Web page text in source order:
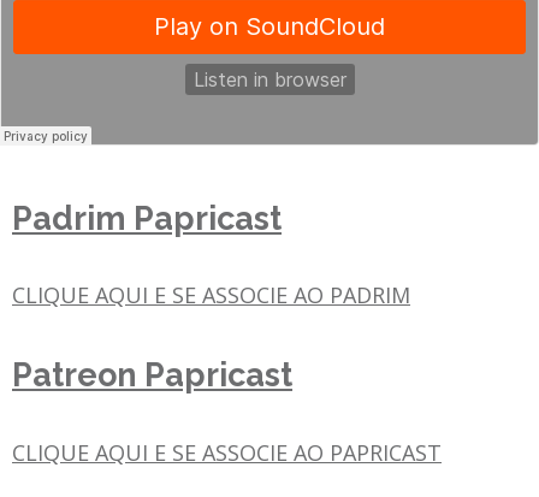
Padrim Papricast
CLIQUE AQUI E SE ASSOCIE AO PADRIM
Patreon Papricast
CLIQUE AQUI E SE ASSOCIE AO PAPRICAST